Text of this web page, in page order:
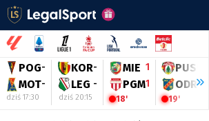
POG-
MOT-
dziś 17:30
KOR-
LEG -
dziś 20:15
MIE 1
PGM1
18'
PUS
ODR1
19'